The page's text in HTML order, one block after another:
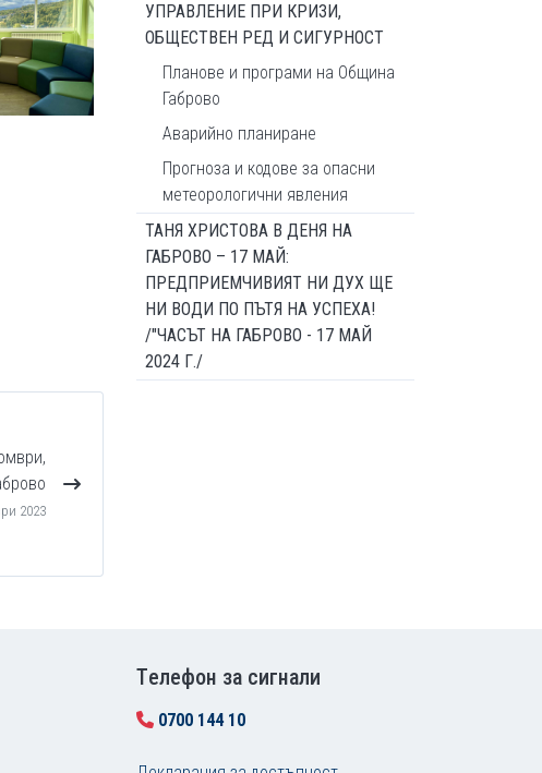
2023
УПРАВЛЕНИЕ ПРИ КРИЗИ,
ОБЩЕСТВЕН РЕД И СИГУРНОСТ
Планове и програми на Община
Габрово
Аварийно планиране
Прогноза и кодове за опасни
метеорологични явления
ТАНЯ ХРИСТОВА В ДЕНЯ НА
ГАБРОВО – 17 МАЙ:
ПРЕДПРИЕМЧИВИЯТ НИ ДУХ ЩЕ
НИ ВОДИ ПО ПЪТЯ НА УСПЕХА!
/"ЧАСЪТ НА ГАБРОВО - 17 МАЙ
2024 Г./
Tелефон за сигнали
0700 144 10